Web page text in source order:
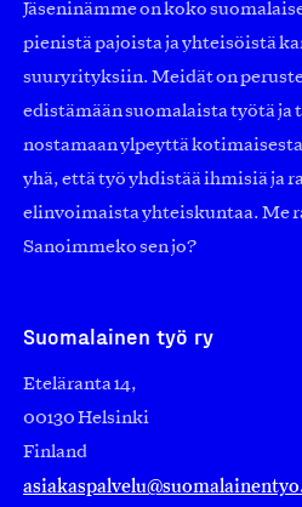
Jäseninämme on koko
pienistä pajoista ja yhteisöistä
suuryrityksiin. Meidät on
edistämään suomalaista työtä ja
nostamaan ylpeyttä
yhä, että työ yhdistää ihmisiä ja
elinvoimaista yhteiskuntaa. Me
Sanoimmeko sen jo?
Suomalainen työ ry
Eteläranta 14,
00130 Helsinki
Finland